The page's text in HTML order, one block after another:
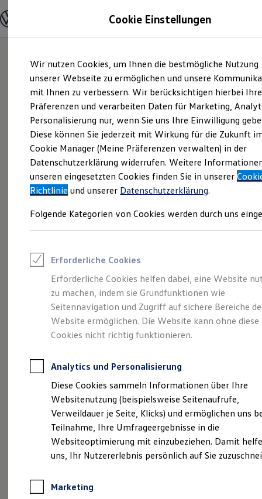
Hauptinhalt
springen
Footer
springen
Modelle und Konfigurator
Modelle vergleichen
Elektroautos
ENERGY Sondermodelle
Nutzfahrzeuge
SUV und CUV
Familienautos
Kombis
Kompaktwagen
Sportwagen
Schnell verfügbare Fahrzeuge
Angebote und Produkte
Aktuelle Angebote
E-Auto-Förderung
Volkswagen Marktplatz
Junge Gebrauchtwagen und Gebrauchtwagen
Saisonangebote
Leasing
Leasing-Angebote
Gebrauchtwagen Leasing
Junge Gebrauchtwagen-Leasing
Elektroauto Leasing
Kleinwagen-Leasing
Leasing ohne Anzahlung
Autokredit mit Schlussrate
Versicherungen und Garantien
Kfz-Versicherung
Restschuldversicherungen
Garantien
Wartungsverträge
Geschäftskunden
Professional Class bei Volkswagen
Großkunden
Behörden
Anpfiff zum Gewinn
Größer. Entspannter.
Reichweiter. Der ID.7.
Cookie Einstellungen
Wir nutzen Cookies, um Ihnen die bestmögliche Nutzung
unserer Webseite zu ermöglichen und unsere
mit Ihnen zu verbessern. Wir berücksichtigen hierbei Ihre
Präferenzen und verarbeiten Daten für Marketing,
Personalisierung nur, wenn Sie uns Ihre Einwilligung
Diese können Sie jederzeit mit Wirkung für die Zukunft
Cookie Manager (Meine Präferenzen verwalten) in der
Datenschutzerklärung widerrufen. Weitere
unseren eingesetzten Cookies finden Sie in unserer
Richtlinie und unserer Datenschutzerklärung.
Folgende Kategorien von Cookies werden durch uns
Erforderliche Cookies
Erforderliche Cookies helfen dabei, eine Website
zu machen, indem sie Grundfunktionen wie
Seitennavigation und Zugriff auf sichere Bereiche
Website ermöglichen. Die Website kann ohne diese
Cookies nicht richtig funktionieren.
Analytics und Personalisierung
Diese Cookies sammeln Informationen über Ihre
Websitenutzung (beispielsweise Seitenaufrufe,
Verweildauer je Seite, Klicks) und ermöglichen uns
Teilnahme, Ihre Umfrageergebnisse in die
Websiteoptimierung mit einzubeziehen. Damit
uns, Ihr Nutzererlebnis persönlich auf Sie
Marketing